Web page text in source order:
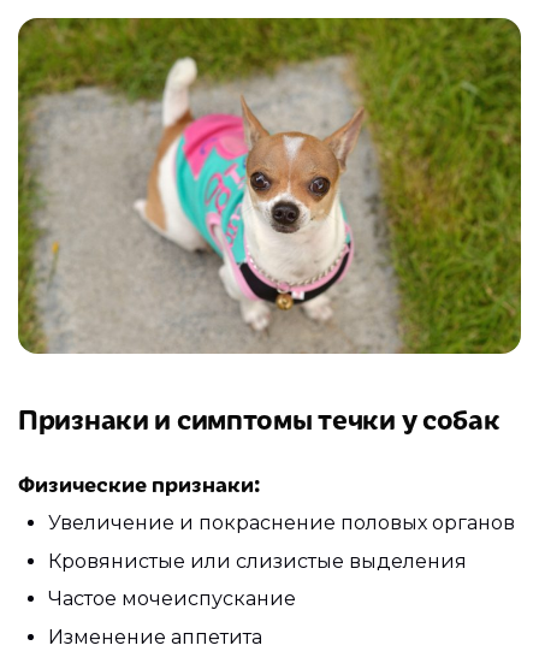
Признаки и симптомы течки у собак
Физические признаки:
Увеличение и покраснение половых органов
Кровянистые или слизистые выделения
Частое мочеиспускание
Изменение аппетита